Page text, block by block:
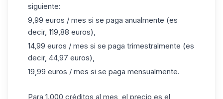
siguiente:
9,99 euros / mes si se paga anualmente (es
decir, 119,88 euros),
14,99 euros / mes si se paga trimestralmente (es
decir, 44,97 euros),
19,99 euros / mes si se paga mensualmente.
Para 1.000 créditos al mes, el precio es el